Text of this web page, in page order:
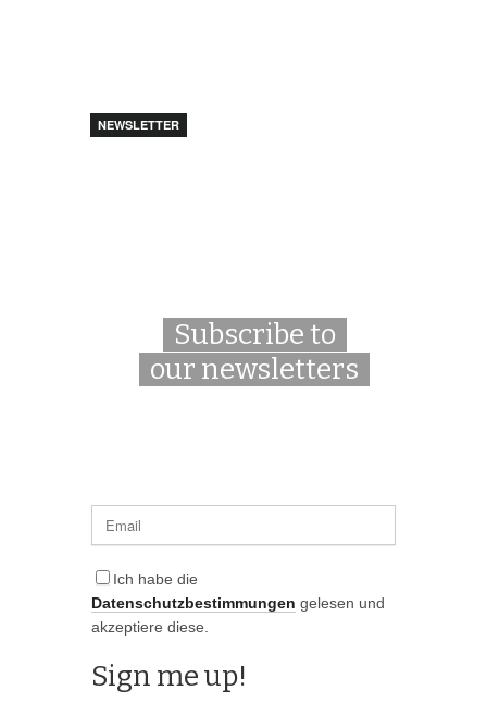
NEWSLETTER
Subscribe to
our newsletters
Ich habe die
Datenschutzbestimmungen gelesen und
akzeptiere diese.